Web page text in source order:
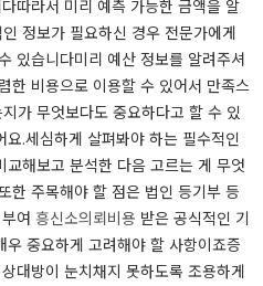
따라서 미리 예측 가능한 금액을 알
정보가 필요하신 경우 전문가에게
있습니다미리 예산 정보를 알려주셔
한 비용으로 이용할 수 있어서 만족스
가 무엇보다도 중요하다고 할 수 있
.세심하게 살펴봐야 하는 필수적인
해보고 분석한 다음 고르는 게 무엇
한 주목해야 할 점은 법인 등기부 등
여 흥신소의뢰비용 받은 공식적인 기
중요하게 고려해야 할 사항이죠증
대방이 눈치채지 못하도록 조용하게